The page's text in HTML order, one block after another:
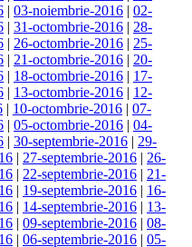
| 03-noiembrie-2016 | 02-
| 31-octombrie-2016 | 28-
| 26-octombrie-2016 | 25-
| 21-octombrie-2016 | 20-
| 18-octombrie-2016 | 17-
| 13-octombrie-2016 | 12-
| 10-octombrie-2016 | 07-
| 05-octombrie-2016 | 04-
| 30-septembrie-2016 | 29-
| 27-septembrie-2016 | 26-
| 22-septembrie-2016 | 21-
| 19-septembrie-2016 | 16-
| 14-septembrie-2016 | 13-
| 09-septembrie-2016 | 08-
| 06-septembrie-2016 | 05-